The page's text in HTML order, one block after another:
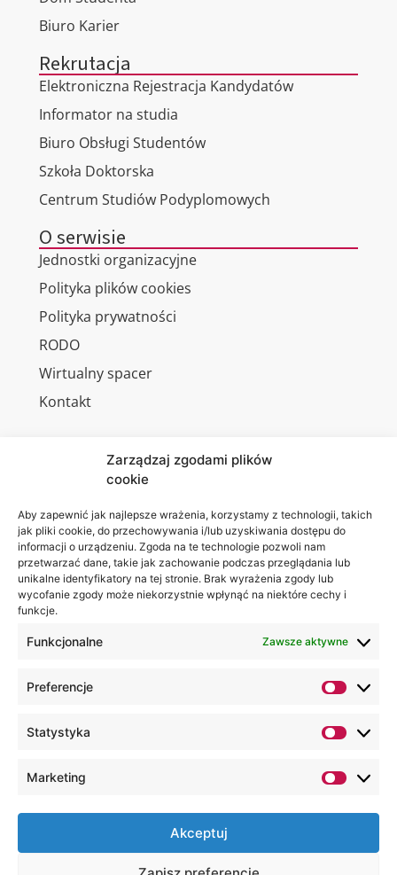
Zarządzaj zgodami plików
cookie
Aby zapewnić jak najlepsze wrażenia, korzystamy z technologii, takich
jak pliki cookie, do przechowywania i/lub uzyskiwania dostępu do
informacji o urządzeniu. Zgoda na te technologie pozwoli nam
przetwarzać dane, takie jak zachowanie podczas przeglądania lub
unikalne identyfikatory na tej stronie. Brak wyrażenia zgody lub
wycofanie zgody może niekorzystnie wpłynąć na niektóre cechy i
funkcje.
Funkcjonalne Zawsze aktywne
Preferencje
Statystyka
Marketing
Akceptuj
Biuro Karier
Rekrutacja
Elektroniczna Rejestracja Kandydatów
Informator na studia
Biuro Obsługi Studentów
Szkoła Doktorska
Centrum Studiów Podyplomowych
O serwisie
Jednostki organizacyjne
Polityka plików cookies
Polityka prywatności
RODO
Wirtualny spacer
Kontakt
Akademia
WSEI
ul.
Projektowa
4
Wszelkie Prawa Zastrzeżone, Lubelska